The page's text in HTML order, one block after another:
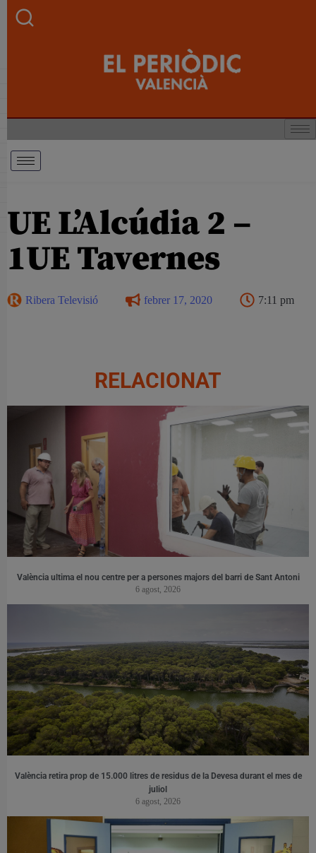
UE L’Alcúdia 2 –
1UE Tavernes
Ribera Televisió febrer 17, 2020 7:11 pm
RELACIONAT
València ultima el nou centre per a persones majors del barri de Sant Antoni
6 agost, 2026
València retira prop de 15.000 litres de residus de la Devesa durant el mes de
juliol
6 agost, 2026